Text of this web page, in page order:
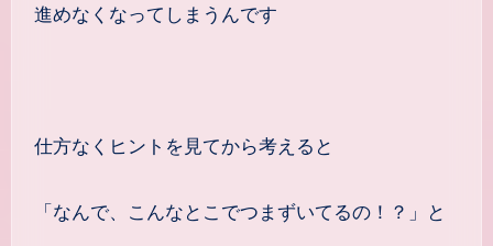
進めなくなってしまうんです
仕方なくヒントを見てから考えると
「なんで、こんなとこでつまずいてるの！？」と